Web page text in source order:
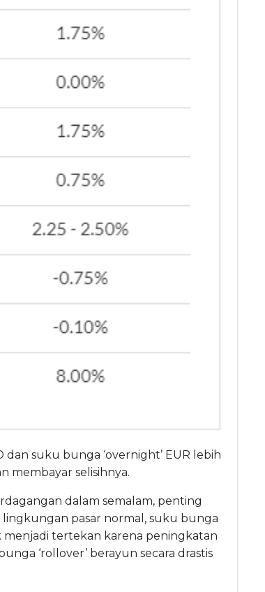
dan suku bunga ‘overnight’ EUR lebih
membayar selisihnya.
dalam semalam, penting
pasar normal, suku bunga
menjadi tertekan karena peningkatan
‘rollover’ berayun secara drastis